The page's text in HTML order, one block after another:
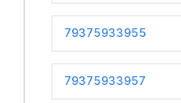
79375933955
79375933957